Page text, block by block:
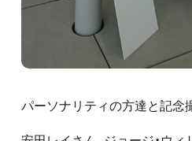
パーソナリティの方達と記念